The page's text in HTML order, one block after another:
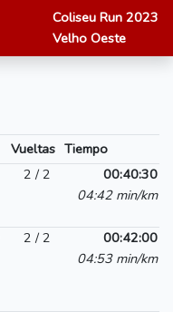
Coliseu Run 2023
Velho Oeste
Vueltas Tiempo
2 / 2
00:40:30
04:42 min/km
2 / 2
00:42:00
04:53 min/km